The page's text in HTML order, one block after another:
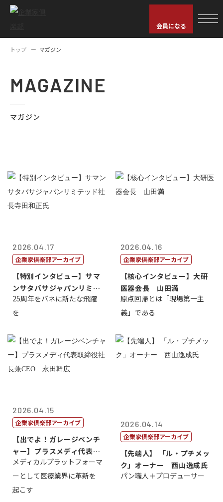
会員になる
トップ マガジン
MAGAZINE
マガジン
2026.04.17
企業家倶楽部アーカイブ
【特別インタビュー】サマ
ンサタバサジャパンリミテ
ッド社長寺田...
25周年をバネに新たな飛躍
を
2026.04.16
企業家倶楽部アーカイブ
【核心インタビュー】大研
医器会長 山田満
原点回帰とは「現場第一主
義」である
2026.04.15
企業家倶楽部アーカイブ
【出でよ！ガレージベンチ
ャー】プラスメディ代表取
締役社長兼C...
メディカルプラットフォーマ
ーとして医療業界に革新を
起こす
2026.04.14
企業家倶楽部アーカイブ
【先端人】 「ル・プチメッ
ク」オーナー 西山逸成氏
パン職人＋プロデューサー